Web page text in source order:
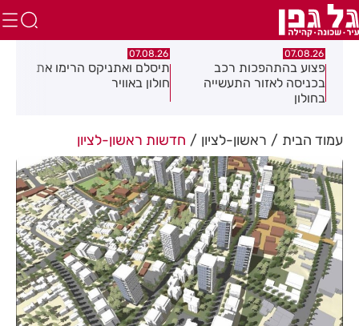
07.08.26
פצוע בהתהפכות רכב
בכניסה לאזור התעשייה
בחולון
07.08.26
תיסלם ואתניקס הרימו את
חולון באוויר
עמוד הבית ראשון-לציון חדשות ראשון-לציון